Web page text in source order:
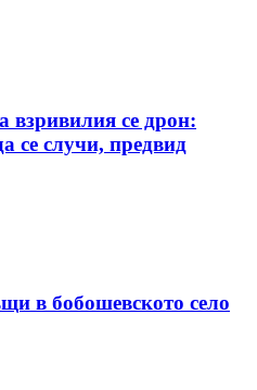
взривилия се дрон:
се случи, предвид
в бобошевското село